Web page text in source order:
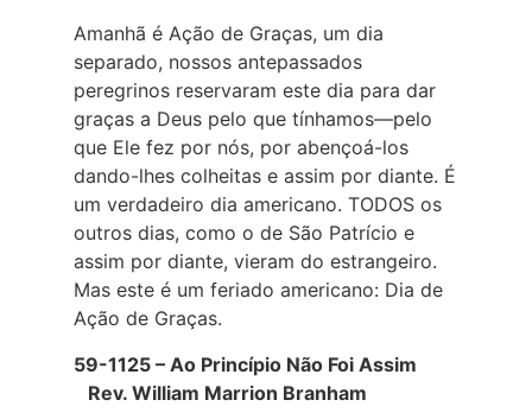
Amanhã é Ação de Graças, um dia
separado, nossos antepassados
peregrinos reservaram este dia para dar
graças a Deus pelo que tínhamos—pelo
que Ele fez por nós, por abençoá-los
dando-lhes colheitas e assim por diante. É
um verdadeiro dia americano. TODOS os
outros dias, como o de São Patrício e
assim por diante, vieram do estrangeiro.
Mas este é um feriado americano: Dia de
Ação de Graças.
59-1125 – Ao Princípio Não Foi Assim
Rev. William Marrion Branham